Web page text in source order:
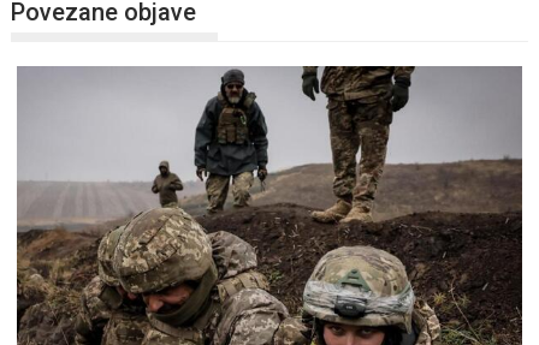
Povezane objave